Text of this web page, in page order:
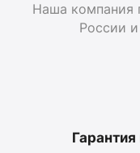
Наша компания
России